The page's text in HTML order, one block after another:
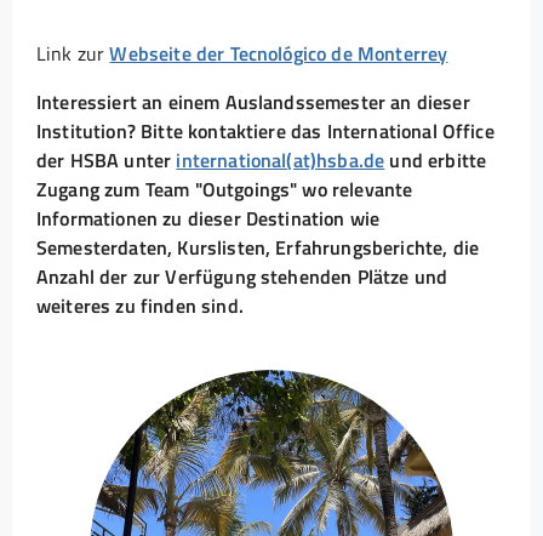
Link zurWebseite der Tecnológico de Monterrey
Interessiert an einem Auslandssemester an dieser
Institution? Bitte kontaktiere das International Office
der HSBA unter international(at)hsba.de und erbitte
Zugang zum Team "Outgoings" wo relevante
Informationen zu dieser Destination wie
Semesterdaten, Kurslisten, Erfahrungsberichte, die
Anzahl der zur Verfügung stehenden Plätze und
weiteres zu finden sind.